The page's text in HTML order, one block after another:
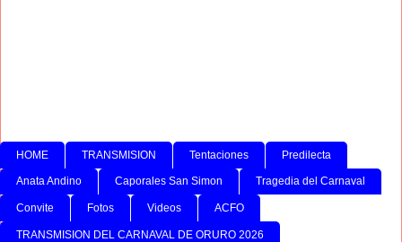
HOME TRANSMISION Tentaciones Predilecta
Anata Andino Caporales San Simon Tragedia del Carnaval
Convite Fotos Videos ACFO
TRANSMISION DEL CARNAVAL DE ORURO 2026